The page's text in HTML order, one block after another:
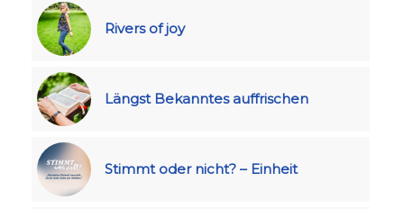
Rivers of joy
Längst Bekanntes auffrischen
Stimmt oder nicht? – Einheit